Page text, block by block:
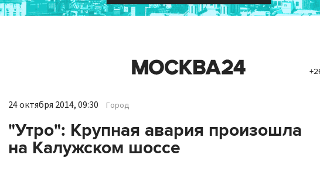
24 октября 2014, 09:30 Город
"Утро": Крупная авария произошла
на Калужском шоссе